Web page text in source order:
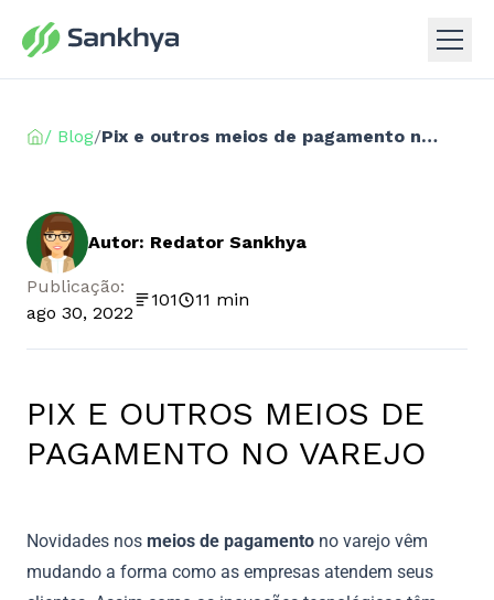
/ Blog/ Pix e outros meios de pagamento no varejo
Autor: Redator Sankhya
Publicação:
ago 30, 2022
101 11 min
PIX E OUTROS MEIOS DE
PAGAMENTO NO VAREJO
Novidades nos meios de pagamento no varejo vêm
mudando a forma como as empresas atendem seus